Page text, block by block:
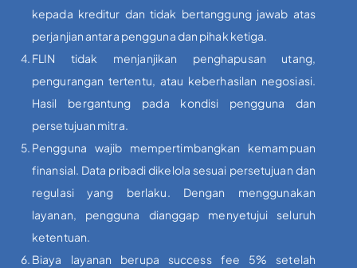
kepada kreditur dan tidak bertanggung jawab atas
perjanjian antara pengguna dan pihak ketiga.
FLIN tidak menjanjikan penghapusan utang,
pengurangan tertentu, atau keberhasilan negosiasi.
Hasil bergantung pada kondisi pengguna dan
persetujuan mitra.
Pengguna wajib mempertimbangkan kemampuan
finansial. Data pribadi dikelola sesuai persetujuan dan
regulasi yang berlaku. Dengan menggunakan
layanan, pengguna dianggap menyetujui seluruh
ketentuan.
Biaya layanan berupa success fee 5% setelah